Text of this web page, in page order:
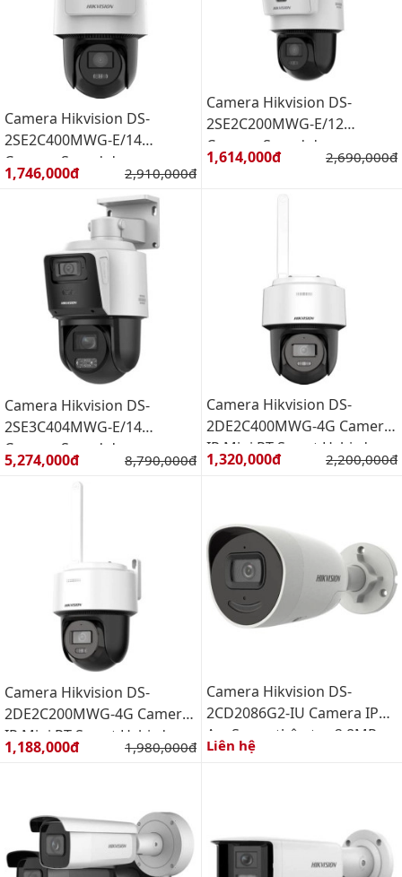
Camera Hikvision DS-
2SE2C400MWG-E/14
Camera Speed dome
TandemVu 4Mp- 2 Mắt
Giá bán:
1,746,000đ Giá gốc:
2,910,000đ
Camera Hikvision DS-
2SE2C200MWG-E/12
Camera Speed dome
TandemVu 2Mp- 2 Mắt
Giá bán:
1,614,000đ Giá gốc:
2,690,000đ
Camera Hikvision DS-
2SE3C404MWG-E/14
Camera Speed dome
TandemVu 4Mp Zoom 4X- 2
Giá bán:
5,274,000đ Giá gốc:
8,790,000đ
Camera Hikvision DS-
2DE2C400MWG-4G Camera
IP Mini PT Smart Hybird
Light 4MP hỗ trợ 4G
Giá bán:
1,320,000đ Giá gốc:
2,200,000đ
Camera Hikvision DS-
2DE2C200MWG-4G Camera
IP Mini PT Smart Hybird
Light 2MP hỗ trợ 4G
Giá bán:
1,188,000đ Giá gốc:
1,980,000đ
Camera Hikvision DS-
2CD2086G2-IU Camera IP
AcuSense thân trụ 2 8MP
Liên hệ